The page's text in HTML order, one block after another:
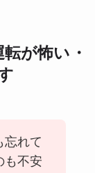
が怖い・
忘れて
も不安